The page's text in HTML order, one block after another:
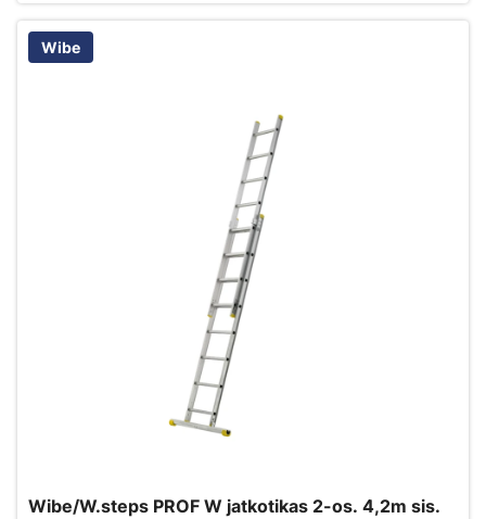
Wibe
Wibe/W.steps PROF W jatkotikas 2-os. 4,2m sis.